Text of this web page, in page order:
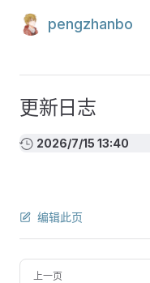
pengzhanbo
更新日志
2026/7/15 13:40
编辑此页
上一页